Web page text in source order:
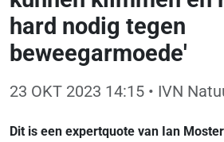
hard nodig tegen
beweegarmoede'
23 OKT 2023 14:15 • IVN
Dit is een expertquote van Ian